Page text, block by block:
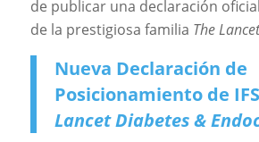
de publicar una declaración
de la prestigiosa familia The Lancet
Nueva Declaración de
Posicionamiento de
Lancet Diabetes &